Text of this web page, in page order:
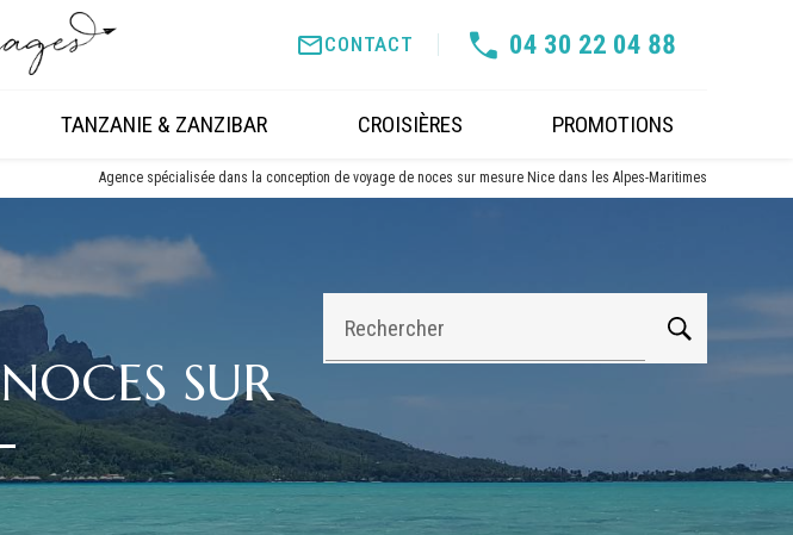
mail_outlineCONTACT 04 30 22 04 88
TANZANIE & ZANZIBAR CROISIÈRES PROMOTIONS
Agence spécialisée dans la conception de voyage de noces sur mesure Nice dans les Alpes-Maritimes
SUR
Rechercher